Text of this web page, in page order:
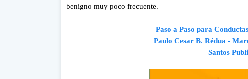
benigno muy poco frecuente.
Paso a Paso para
Paulo Cesar B. Rédua -
Santos